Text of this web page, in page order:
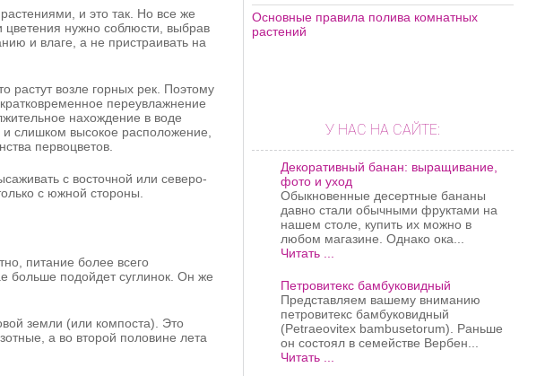
и это так. Но все же
цветения нужно соблюсти, выбрав
и влаге, а не пристраивать на
растут возле горных рек. Поэтому
переувлажнение
нахождение в воде
слишком высокое расположение,
первоцветов.
с восточной или северо-
с южной стороны.
питание более всего
больше подойдет суглинок. Он же
земли (или компоста). Это
а во второй половине лета
Основные правила полива комнатных
растений
У НАС НА САЙТЕ:
Декоративный банан: выращивание,
фото и уход
Обыкновенные десертные бананы
давно стали обычными фруктами на
нашем столе, купить их можно в
любом магазине. Однако ока...
Читать ...
Петровитекс бамбуковидный
Представляем вашему вниманию
петровитекс бамбуковидный
(Petraeovitex bambusetorum). Раньше
он состоял в семействе Вербен...
Читать ...